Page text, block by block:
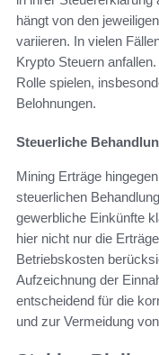
hängt von den
variieren. In vielen
Krypto Steuern
Rolle spielen,
Belohnungen.
Steuerliche
Mining Erträge
steuerlichen
gewerbliche Einkünfte
hier nicht nur die
Betriebskosten
Aufzeichnung der
entscheidend für die
und zur Vermeidung